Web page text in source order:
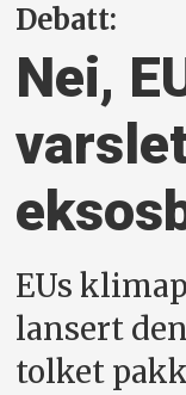
Debatt:
Nei,
EUs
lansert
tolket